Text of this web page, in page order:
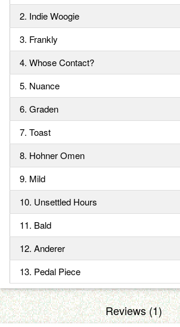
2. Indie Woogie
3. Frankly
4. Whose Contact?
5. Nuance
6. Graden
7. Toast
8. Hohner Omen
9. Mild
10. Unsettled Hours
11. Bald
12. Anderer
13. Pedal Piece
Reviews (1)